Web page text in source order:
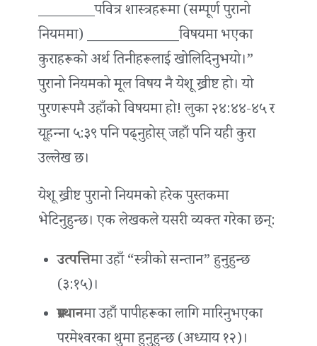
________पवित्र शास्त्रहरूमा (सम्पूर्ण पुरानो
नियममा) _____________विषयमा भएका
कुराहरूको अर्थ तिनीहरूलाई खोलिदिनुभयो।”
पुरानो नियमको मूल विषय नै येशू ख्रीष्ट हो। यो
पुरणरूपमै उहाँको विषयमा हो! लुका २४:४४-४५ र
यूहन्‍ना ५:३९ पनि पढ्नुहोस् जहाँ पनि यही कुरा
उल्लेख छ।
येशू ख्रीष्ट पुरानो नियमको हरेक पुस्तकमा
भेटिनुहुन्छ। एक लेखकले यसरी व्यक्त गरेका छन्:
उत्पत्तिमा उहाँ “स्त्रीको सन्तान” हुनुहुन्छ
(३:१५)।
प्रस्थानमा उहाँ पापीहरूका लागि मारिनुभएका
परमेश्‍वरका थुमा हुनुहुन्छ (अध्याय १२)।